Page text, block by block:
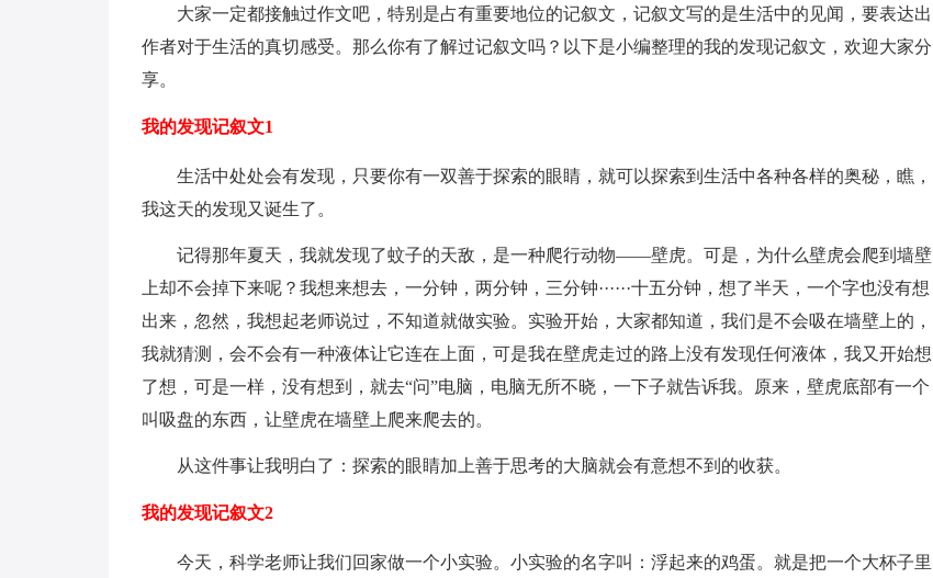
大家一定都接触过作文吧，特别是占有重要地位的记叙文，记叙文写的是生活中的见闻，要表达出
作者对于生活的真切感受。那么你有了解过记叙文吗？以下是小编整理的我的发现记叙文，欢迎大家分
享。
我的发现记叙文1
生活中处处会有发现，只要你有一双善于探索的眼睛，就可以探索到生活中各种各样的奥秘，瞧，
我这天的发现又诞生了。
记得那年夏天，我就发现了蚊子的天敌，是一种爬行动物——壁虎。可是，为什么壁虎会爬到墙壁
上却不会掉下来呢？我想来想去，一分钟，两分钟，三分钟······十五分钟，想了半天，一个字也没有想
出来，忽然，我想起老师说过，不知道就做实验。实验开始，大家都知道，我们是不会吸在墙壁上的，
我就猜测，会不会有一种液体让它连在上面，可是我在壁虎走过的路上没有发现任何液体，我又开始想
了想，可是一样，没有想到，就去“问”电脑，电脑无所不晓，一下子就告诉我。原来，壁虎底部有一个
叫吸盘的东西，让壁虎在墙壁上爬来爬去的。
从这件事让我明白了：探索的眼睛加上善于思考的大脑就会有意想不到的收获。
我的发现记叙文2
今天，科学老师让我们回家做一个小实验。小实验的名字叫：浮起来的鸡蛋。就是把一个大杯子里